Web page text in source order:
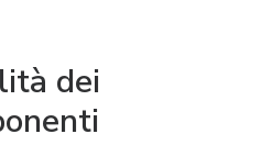
dei